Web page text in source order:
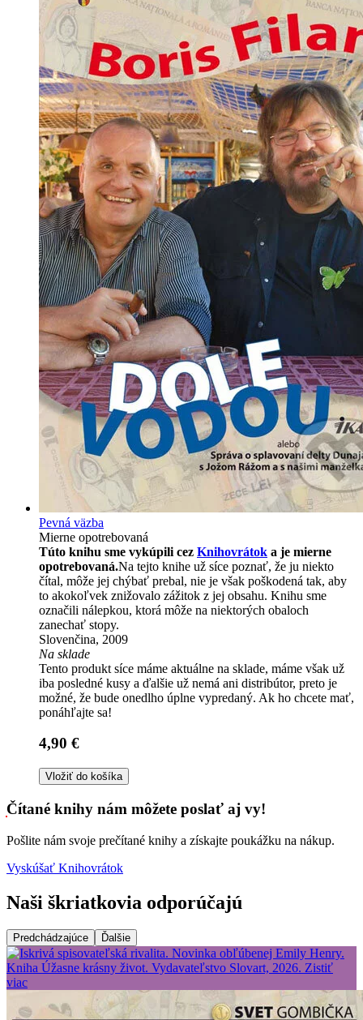
Pevná väzba
Mierne opotrebovaná
Túto knihu sme vykúpili cez Knihovrátok a je mierne
opotrebovaná.Na tejto knihe už síce poznať, že ju niekto
čítal, môže jej chýbať prebal, nie je však poškodená tak, aby
to akokoľvek znižovalo zážitok z jej obsahu. Knihu sme
označili nálepkou, ktorá môže na niektorých obaloch
zanechať stopy.
Slovenčina, 2009
Na sklade
Tento produkt síce máme aktuálne na sklade, máme však už
iba posledné kusy a ďalšie už nemá ani distribútor, preto je
možné, že bude onedlho úplne vypredaný. Ak ho chcete mať,
ponáhľajte sa!
4,90 €
Vložiť do košíka
Čítané knihy nám môžete poslať aj vy!
Pošlite nám svoje prečítané knihy a získajte poukážku na nákup.
Vyskúšať Knihovrátok
Naši škriatkovia odporúčajú
Predchádzajúce Ďalšie